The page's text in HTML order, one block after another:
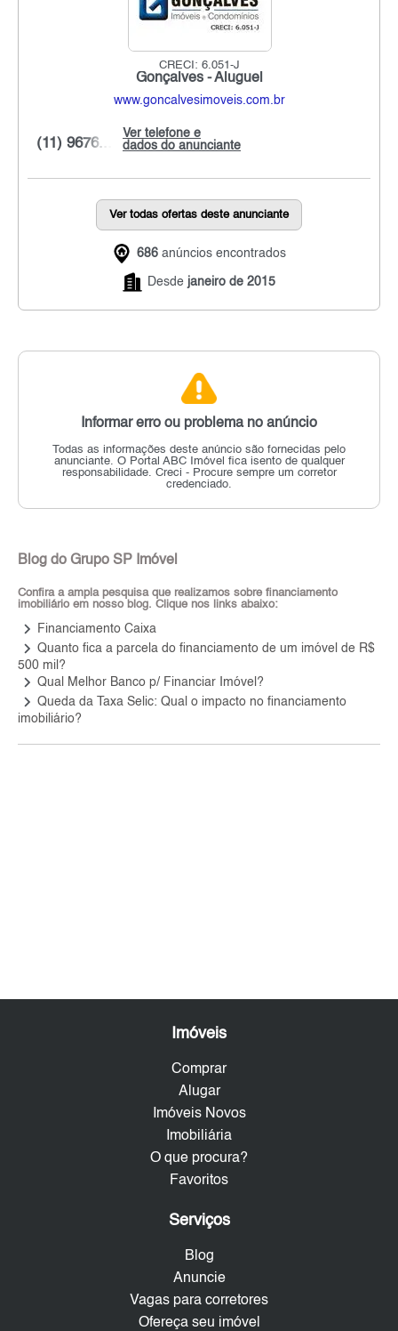
CRECI: 6.051-J
Gonçalves - Aluguel
www.goncalvesimoveis.com.br
Ver telefone e
dados do anunciante
(11) 9676...
Ver todas ofertas deste anunciante
686 anúncios encontrados
Desde janeiro de 2015
Informar erro ou problema no anúncio
Todas as informações deste anúncio são fornecidas pelo
anunciante. O Portal ABC Imóvel fica isento de qualquer
responsabilidade. Creci - Procure sempre um corretor
credenciado.
Blog do Grupo SP Imóvel
Confira a ampla pesquisa que realizamos sobre financiamento
imobiliário em nosso blog. Clique nos links abaixo:
keyboard_arrow_right Financiamento Caixa
keyboard_arrow_right Quanto fica a parcela do financiamento de um imóvel de R$
500 mil?
keyboard_arrow_right Qual Melhor Banco p/ Financiar Imóvel?
keyboard_arrow_right Queda da Taxa Selic: Qual o impacto no financiamento
imobiliário?
Imóveis
Comprar
Alugar
Imóveis Novos
Imobiliária
O que procura?
Favoritos
Serviços
Blog
Anuncie
Vagas para corretores
Ofereça seu imóvel